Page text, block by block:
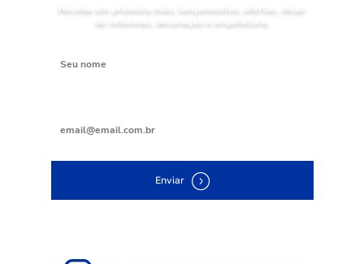
Receba em primeira mão, lançamentos, ofertas, dicas
de reformas, decoração e arquitetura.
Enviar